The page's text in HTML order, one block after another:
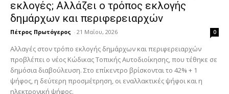
εκλογές; Αλλάζει ο τρόπος εκλογής
δημάρχων και περιφερειαρχών
Πέτρος Πρωτόγερος - 21 Μαΐου, 2026 0
Αλλαγές στον τρόπο εκλογής δημάρχων και περιφερειαρχών
προβλέπει ο νέος Κώδικας Τοπικής Αυτοδιοίκησης, που τέθηκε σε
δημόσια διαβούλευση. Στο επίκεντρο βρίσκονται το 42% + 1
ψήφος, η δεύτερη προσμέτρηση, οι εναλλακτικές ψήφοι και η
ηλεκτρονική ψήφος.